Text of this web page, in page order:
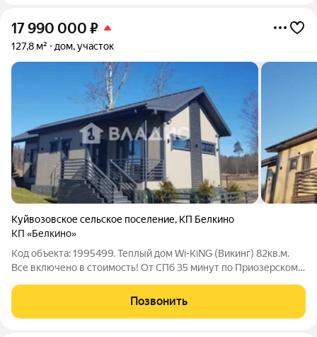
17 990 000 ₽
127,8 м² дом, участок
Куйвозовское сельское поселение, КП Белкино
КП «Белкино»
Код объекта: 1995499. Теплый дом Wi-KiNG (Викинг) 82кв.м.
Все включено в стоимость! От СПб 35 минут по Приозерскому
Продуманная планировка дома Wi-KiNG (Викинг): - Кухня-
гостиная c панорамными окнами и
Позвонить